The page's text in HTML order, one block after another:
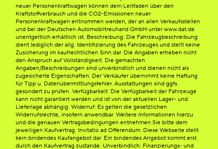
neuer Personenkraftwagen können dem Leitfaden über den
Kraftstoffverbrauch und die CO2-Emissionen neuer
Personenkraftwagen entnommen werden, der an allen Verkaufsstellen
und bei der Deutschen Automobiltreuhand GmbH unter www.dat.de
unentgeltlich erhältlich ist. Beschreibung: Die Fahrzeugbeschreibung
dient lediglich der allg. Identifizierung des Fahrzeuges und stellt keine
Zusicherung im kaufrechtlichen Sinn dar. Die Angaben erheben nicht
den Anspruch auf Vollständigkeit. Die gemachten
Angaben/Beschreibungen sind unverbindlich und dienen nicht als
zugesicherte Eigenschaften. Der Verkäufer übernimmt keine Haftung
für Tipp u. Datenübermittlungsfehler. Ausstattungen sind ggfs.
gesondert zu prüfen. Verfügbarkeit: Die Verfügbarkeit der Fahrzeuge
kann nicht garantiert werden und ist von der aktuellen Lager- und
Lieferlage abhängig. Widerruf: Es gelten die gesetzlichen
Widerrufsrechte, insofern anwendbar. Weitere Informationen hierzu
und die genauen Vertragsbedingungen entnehmen Sie bitte dem
jeweiligen Kaufvertrag. Invitatio ad Offerendum: Diese Webseite stellt
kein bindendes Kaufangebot dar. Ein bindendes Angebot kommt erst
durch den Kaufvertrag zustande. Unverbindlich: Finanzierungs- und